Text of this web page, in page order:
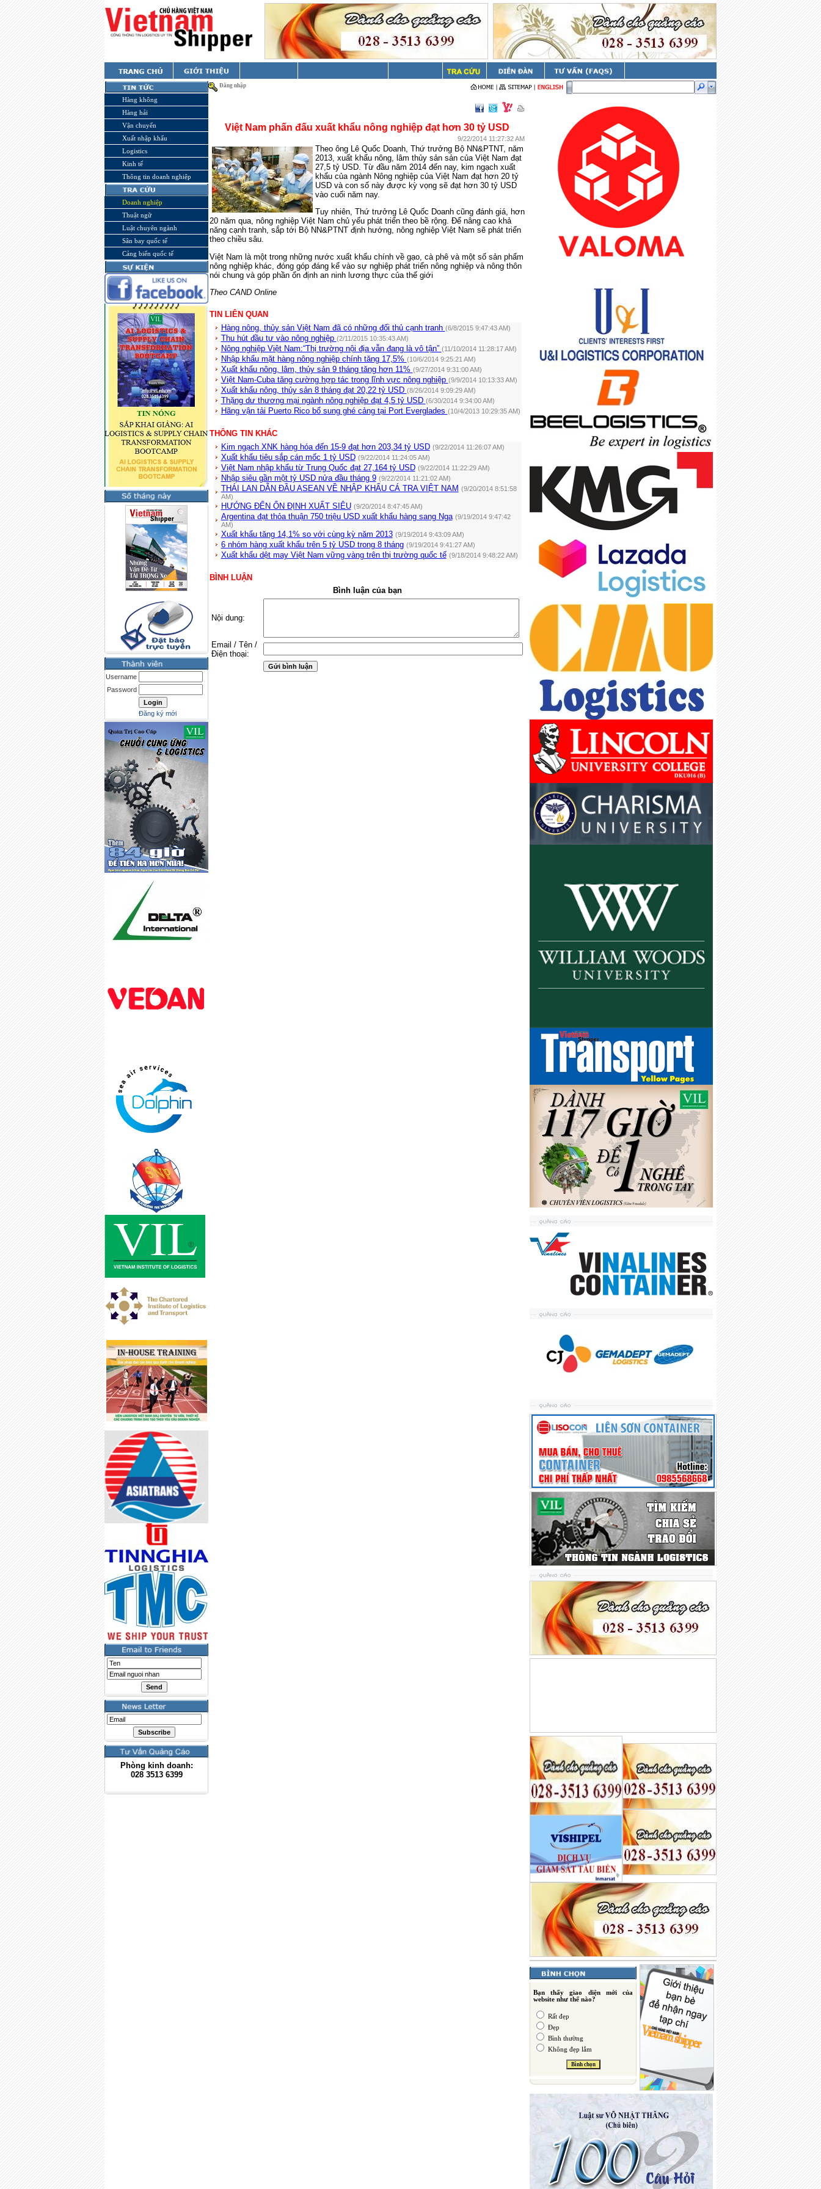
Hàng không
Hàng hải
Vận chuyển
Xuất nhập khẩu
Logistics
Kinh tế
Thông tin doanh nghiệp
Doanh nghiệp
Thuật ngữ
Luật chuyên ngành
Sân bay quốc tế
Cảng biển quốc tế
Username
Password
Đăng ký mới
Phòng kinh doanh:
028 3513 6399
Đăng nhập
Việt Nam phấn đấu xuất khẩu nông nghiệp đạt hơn 30 tỷ USD
9/22/2014 11:27:32 AM
Theo ông Lê Quốc Doanh, Thứ trưởng Bộ NN&PTNT, năm
2013, xuất khẩu nông, lâm thủy sản sản của Việt Nam đạt
27,5 tỷ USD. Từ đầu năm 2014 đến nay, kim ngạch xuất
khẩu của ngành Nông nghiệp của Việt Nam đạt hơn 20 tỷ
USD và con số này được kỳ vọng sẽ đạt hơn 30 tỷ USD
vào cuối năm nay.
Tuy nhiên, Thứ trưởng Lê Quốc Doanh cũng đánh giá, hơn
20 năm qua, nông nghiệp Việt Nam chủ yếu phát triển theo bề rộng. Để nâng cao khả
năng cạnh tranh, sắp tới Bộ NN&PTNT định hướng, nông nghiệp Việt Nam sẽ phát triển
theo chiều sâu.
Việt Nam là một trong những nước xuất khẩu chính về gạo, cà phê và một số sản phẩm
nông nghiệp khác, đóng góp đáng kể vào sự nghiệp phát triển nông nghiệp và nông thôn
nói chung và góp phần ổn định an ninh lương thực của thế giới
Theo CAND Online
TIN LIÊN QUAN
Hàng nông, thủy sản Việt Nam đã có những đối thủ cạnh tranh (6/8/2015 9:47:43 AM)
Thu hút đầu tư vào nông nghiệp (2/11/2015 10:35:43 AM)
Nông nghiệp Việt Nam:“Thị trường nội địa vẫn đang là vô tận” (11/10/2014 11:28:17 AM)
Nhập khẩu mặt hàng nông nghiệp chính tăng 17,5% (10/6/2014 9:25:21 AM)
Xuất khẩu nông, lâm, thủy sản 9 tháng tăng hơn 11% (9/27/2014 9:31:00 AM)
Việt Nam-Cuba tăng cường hợp tác trong lĩnh vực nông nghiệp (9/9/2014 10:13:33 AM)
Xuất khẩu nông, thủy sản 8 tháng đạt 20,22 tỷ USD (8/26/2014 9:09:29 AM)
Thặng dư thương mại ngành nông nghiệp đạt 4,5 tỷ USD (6/30/2014 9:34:00 AM)
Hãng vận tải Puerto Rico bổ sung ghé cảng tại Port Everglades (10/4/2013 10:29:35 AM)
THÔNG TIN KHÁC
Kim ngạch XNK hàng hóa đến 15-9 đạt hơn 203,34 tỷ USD (9/22/2014 11:26:07 AM)
Xuất khẩu tiêu sắp cán mốc 1 tỷ USD (9/22/2014 11:24:05 AM)
Việt Nam nhập khẩu từ Trung Quốc đạt 27,164 tỷ USD (9/22/2014 11:22:29 AM)
Nhập siêu gần một tỷ USD nửa đầu tháng 9 (9/22/2014 11:21:02 AM)
THÁI LAN DẪN ĐẦU ASEAN VỀ NHẬP KHẨU CÁ TRA VIỆT NAM (9/20/2014 8:51:58
AM)
HƯỚNG ĐẾN ỔN ĐỊNH XUẤT SIÊU (9/20/2014 8:47:45 AM)
Argentina đạt thỏa thuận 750 triệu USD xuất khẩu hàng sang Nga (9/19/2014 9:47:42
AM)
Xuất khẩu tăng 14,1% so với cùng kỳ năm 2013 (9/19/2014 9:43:09 AM)
6 nhóm hàng xuất khẩu trên 5 tỷ USD trong 8 tháng (9/19/2014 9:41:27 AM)
Xuất khẩu dệt may Việt Nam vững vàng trên thị trường quốc tế (9/18/2014 9:48:22 AM)
BÌNH LUẬN
Bình luận của bạn
Nội dung:
Email / Tên /
Điện thoại:
Bạn thấy giao diện mới của
website như thế nào?
Rất đẹp
Đẹp
Bình thường
Không đẹp lắm